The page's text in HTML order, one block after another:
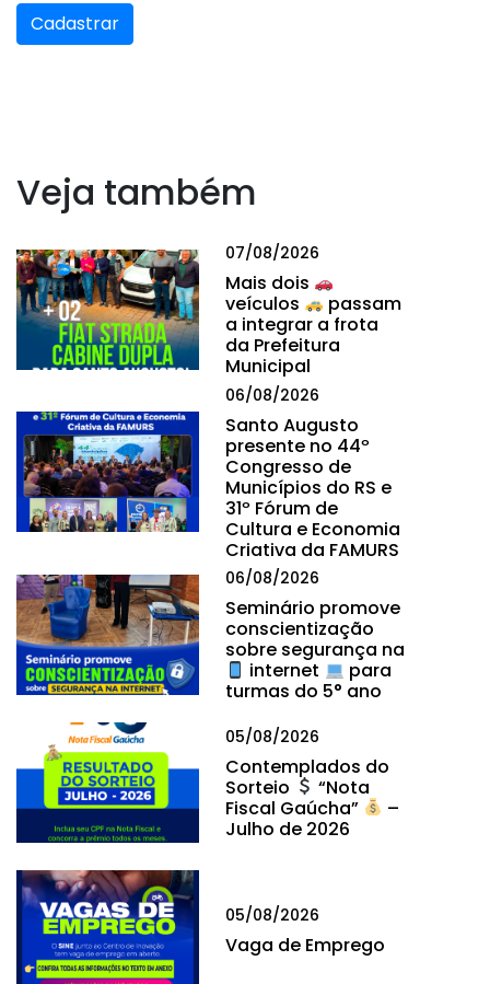
Cadastrar
Veja também
07/08/2026
Mais dois
veículos
passam
a integrar a frota
da Prefeitura
Municipal
06/08/2026
Santo Augusto
presente no 44º
Congresso de
Municípios do RS e
31º Fórum de
Cultura e Economia
Criativa da FAMURS
06/08/2026
Seminário promove
conscientização
sobre segurança na
internet
para
turmas do 5° ano
05/08/2026
Contemplados do
Sorteio
“Nota
Fiscal Gaúcha”
–
Julho de 2026
05/08/2026
Vaga de Emprego